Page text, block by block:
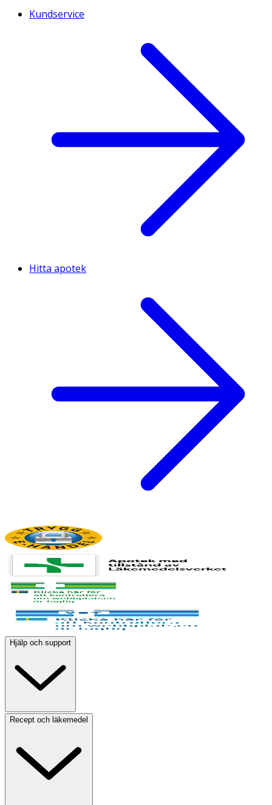
Kundservice
Hitta apotek
Hjälp och support
Recept och läkemedel